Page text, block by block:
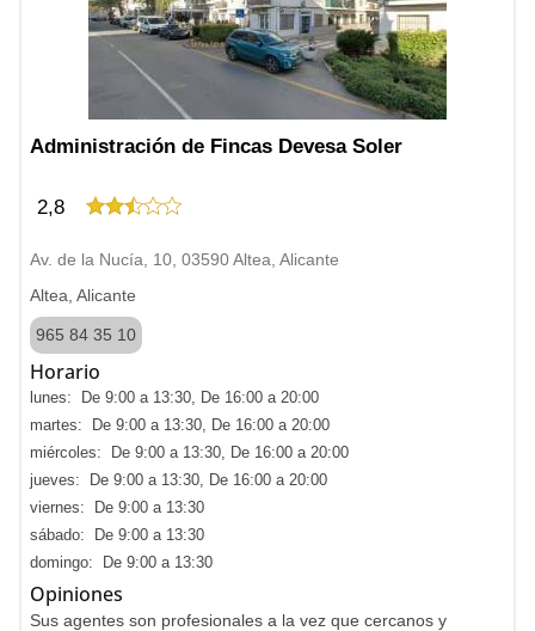
Administración de Fincas Devesa Soler
2,8
Av. de la Nucía, 10, 03590 Altea, Alicante
Altea, Alicante
965 84 35 10
Horario
lunes: De 9:00 a 13:30, De 16:00 a 20:00
martes: De 9:00 a 13:30, De 16:00 a 20:00
miércoles: De 9:00 a 13:30, De 16:00 a 20:00
jueves: De 9:00 a 13:30, De 16:00 a 20:00
viernes: De 9:00 a 13:30
sábado: De 9:00 a 13:30
domingo: De 9:00 a 13:30
Opiniones
Sus agentes son profesionales a la vez que cercanos y